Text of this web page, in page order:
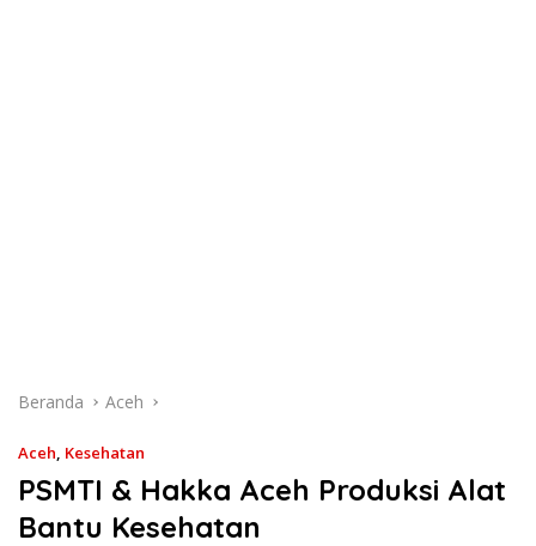
Beranda Aceh
Aceh, Kesehatan
PSMTI & Hakka Aceh Produksi Alat
Bantu Kesehatan